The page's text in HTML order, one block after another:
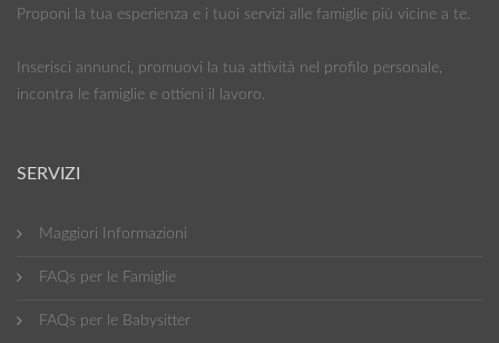
Proponi la tua esperienza e i tuoi servizi alle famiglie più vicine a te.
Inserisci annunci, promuovi la tua attività nel profilo personale,
incontra le famiglie e ottieni il lavoro.
SERVIZI
Maggiori Informazioni
FAQs per le Famiglie
FAQs per le Babysitter